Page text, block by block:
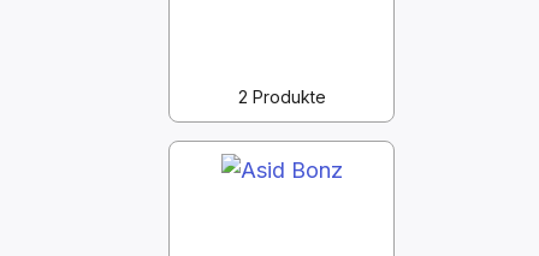
2 Produkte